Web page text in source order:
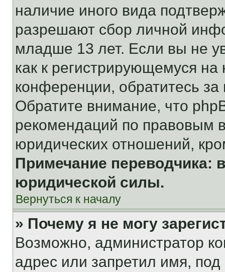
наличие иного вида
разрешают сбор личной
младше 13 лет. Если вы не
как к регистрирующемуся
конференции, обратитесь
Обратите внимание, что
рекомендаций по правовым
юридических отношений,
Примечание переводчика:
юридической силы.
Вернуться к началу
» Почему я не могу
Возможно, администратор
адрес или запретил имя,